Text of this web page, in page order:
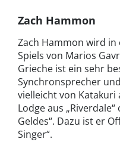
Zach Hammon
Zach Hammon wird
Spiels von Marios
Grieche ist ein sehr
Synchronsprecher
vielleicht von Katakuri
Lodge aus
Geldes“. Dazu ist er
Singer“.